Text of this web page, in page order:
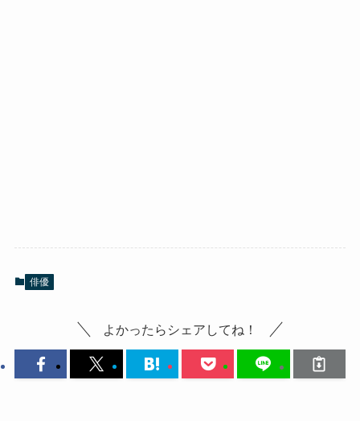
俳優
よかったらシェアしてね！